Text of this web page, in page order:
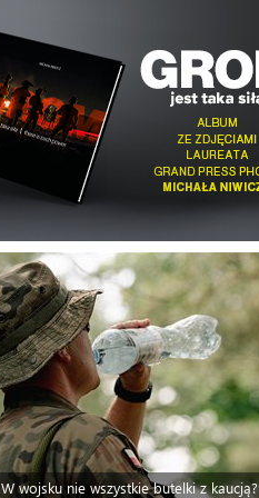
W wojsku nie wszystkie butelki z kaucją?